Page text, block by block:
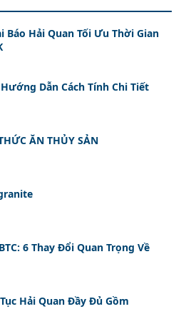
Báo Hải Quan Tối Ưu Thời Gian
Dẫn Cách Tính Chi Tiết
ĂN THỦY SẢN
6 Thay Đổi Quan Trọng Về
Hải Quan Đầy Đủ Gồm